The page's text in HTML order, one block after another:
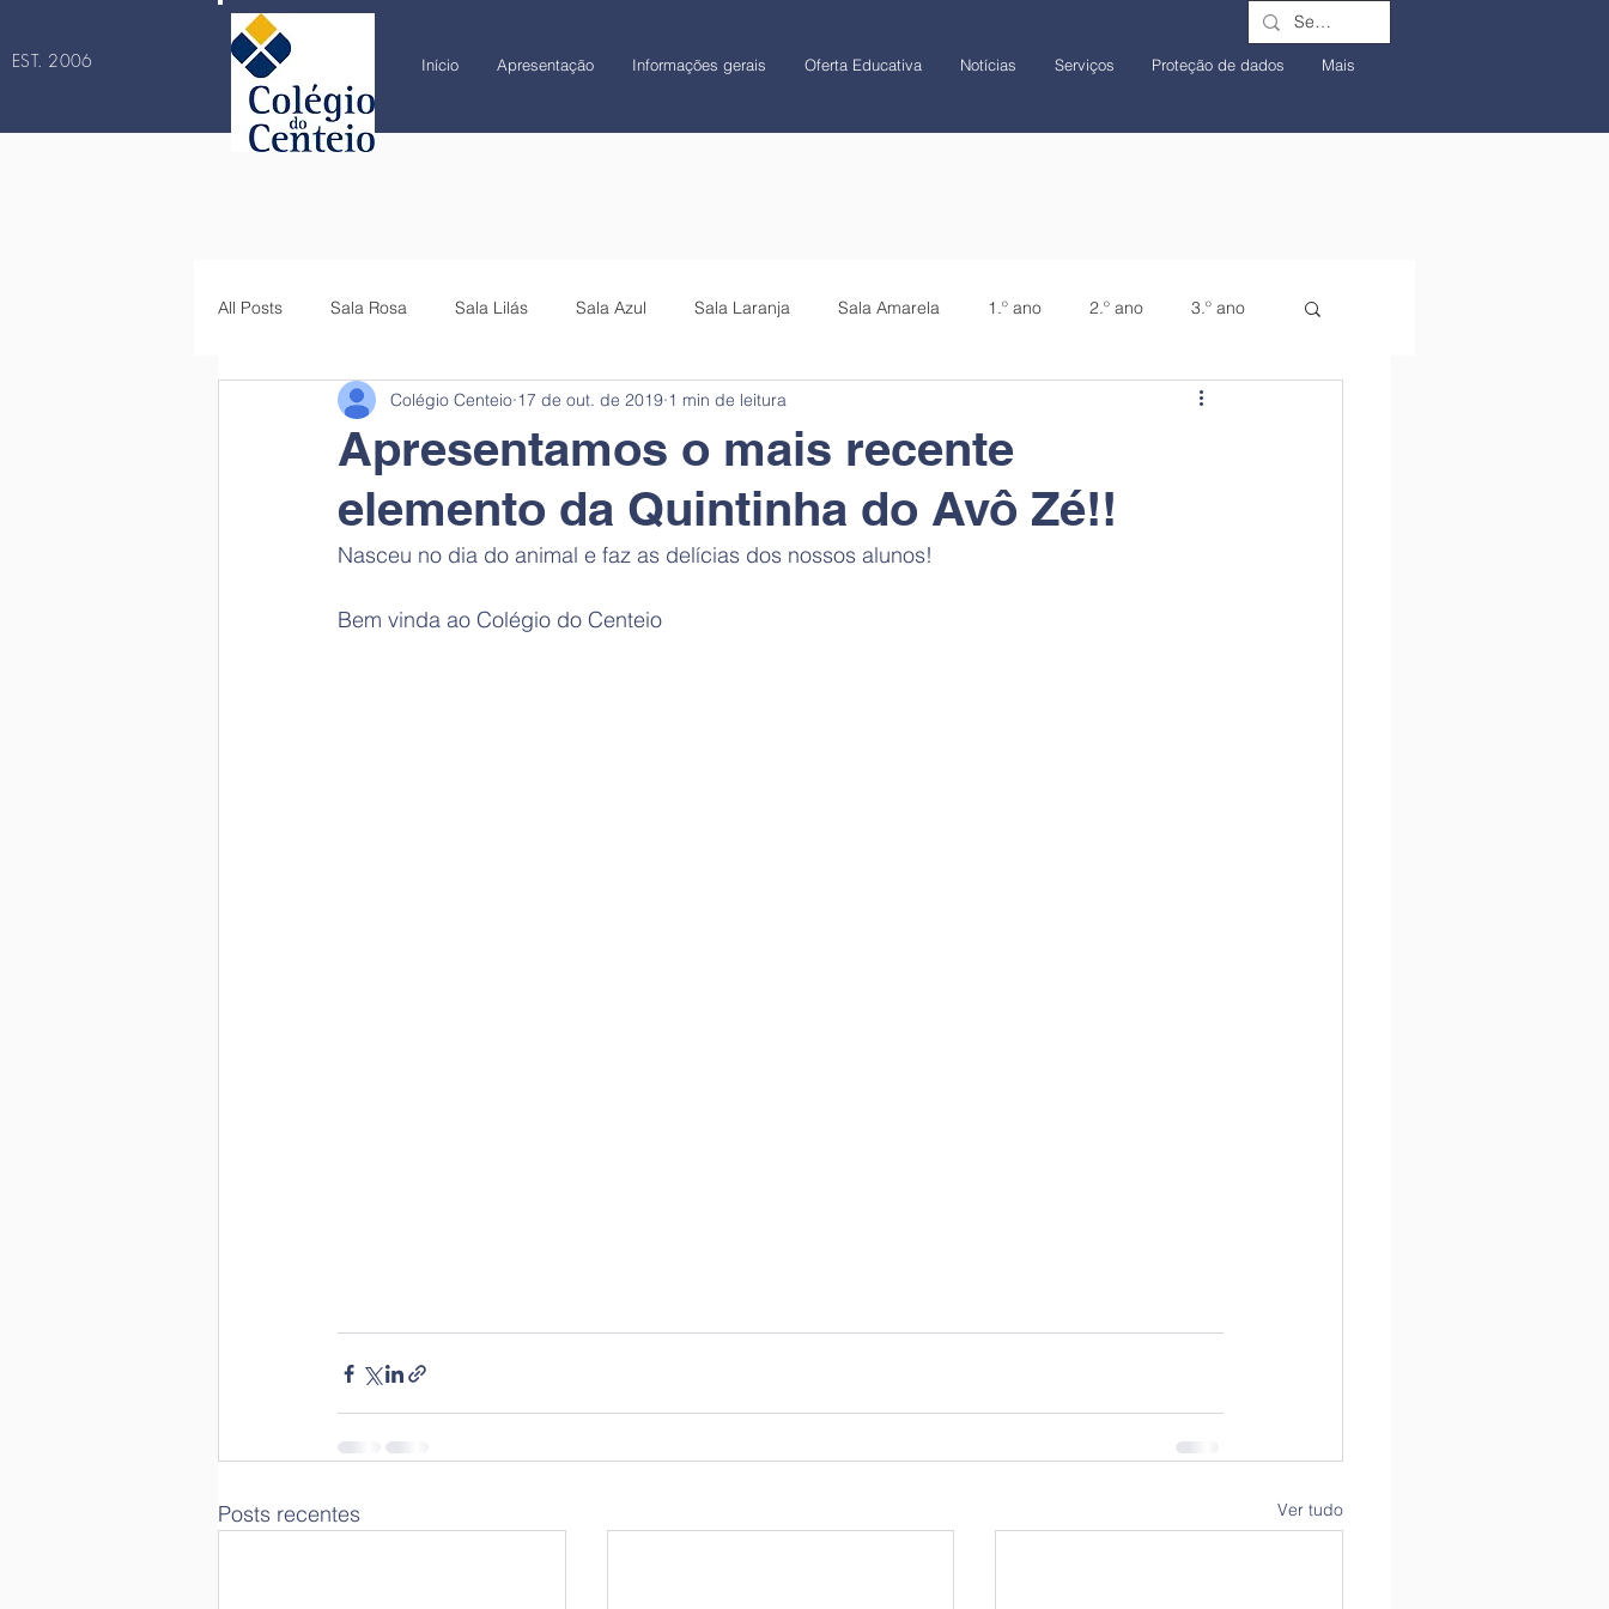
EST. 2006 Início Apresentação Informações gerais Oferta Educativa Notícias Serviços Proteção de dados Mais
All Posts Sala Rosa Sala Lilás Sala Azul Sala Laranja Sala Amarela 1.º ano 2.º ano 3.º ano
5.º ano 6.º ano CATL Colégio
Apresentamos o mais recente
elemento da Quintinha do Avô Zé!!
Colégio Centeio 17 de out. de 2019 1 min de leitura
Nasceu no dia do animal e faz as delícias dos nossos alunos!
Bem vinda ao Colégio do Centeio
Posts recentes Ver tudo